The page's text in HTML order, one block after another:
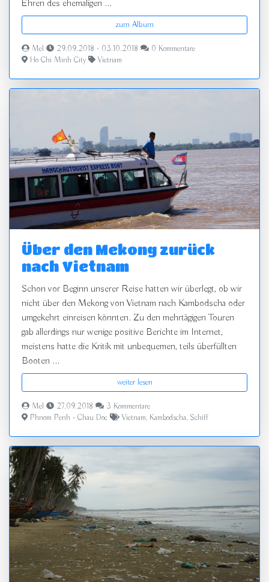
Ehren des ehemaligen ...
zum Album
Mel 29.09.2018 - 03.10.2018
0 Kommentare
Ho Chi Minh City
Vietnam
Über den Mekong zurück
nach Vietnam
Schon vor Beginn unserer Reise hatten wir überlegt, ob wir
nicht über den Mekong von Vietnam nach Kambodscha oder
umgekehrt einreisen könnten. Zu den mehrtägigen Touren
gab allerdings nur wenige positive Berichte im Internet,
meistens hatte die Kritik mit unbequemen, teils überfüllten
Booten ...
weiter lesen
Mel 27.09.2018
3 Kommentare
Phnom Penh - Chau Doc
Vietnam, Kambodscha, Schiff